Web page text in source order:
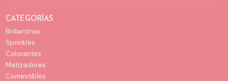
CATEGORÍAS
Brillantinas
Sprinkles
Colorantes
Matizadores
Comestibles